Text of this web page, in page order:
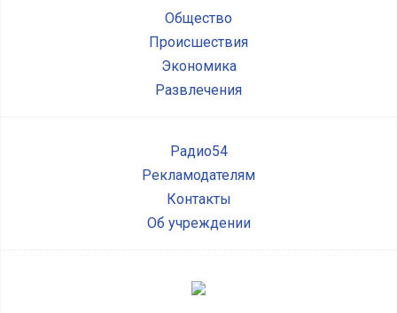
Общество
Происшествия
Экономика
Развлечения
Радио54
Рекламодателям
Контакты
Об учреждении